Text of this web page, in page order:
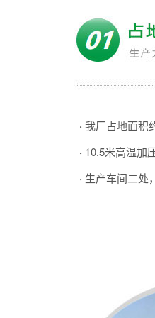
· 我厂占地面积
· 10.5米高温加
· 生产车间二处